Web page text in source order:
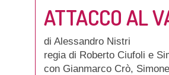
ATTACCO AL
di Alessandro Nistri
regia di Roberto Ciufoli e
con Gianmarco Crò,